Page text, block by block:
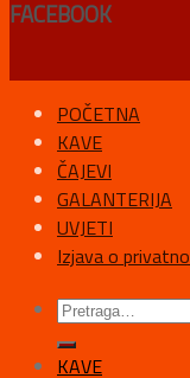
FACEBOOK
POČETNA
KAVE
ČAJEVI
GALANTERIJA
UVJETI
Izjava o
KAVE